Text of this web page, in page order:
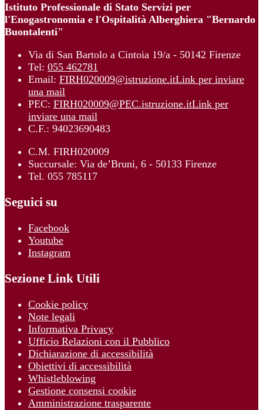
Istituto Professionale di Stato Servizi per
l'Enogastronomia e l'Ospitalità Alberghiera "Bernardo
Buontalenti"
Via di San Bartolo a Cintoia 19/a - 50142 Firenze
Tel: 055 462781
Email: FIRH020009@istruzione.itLink per inviare
una mail
PEC: FIRH020009@PEC.istruzione.itLink per
inviare una mail
C.F.: 94023690483
C.M. FIRH020009
Succursale: Via de’Bruni, 6 - 50133 Firenze
Tel. 055 785117
Seguici su
Facebook
Youtube
Instagram
Sezione Link Utili
Cookie policy
Note legali
Informativa Privacy
Ufficio Relazioni con il Pubblico
Dichiarazione di accessibilità
Obiettivi di accessibilità
Whistleblowing
Gestione consensi cookie
Amministrazione trasparente